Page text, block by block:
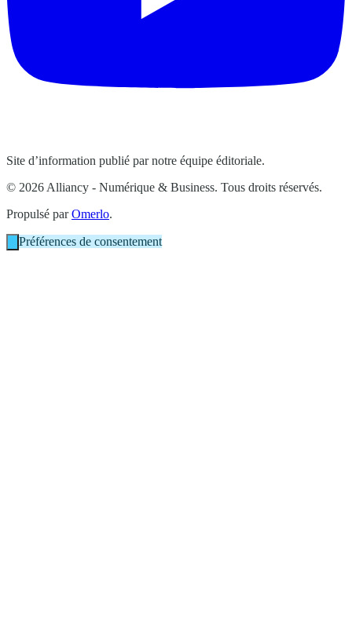
Site d’information publié par notre équipe éditoriale.
© 2026 Alliancy - Numérique & Business. Tous droits réservés.
Propulsé parOmerlo.
Préférences de consentement